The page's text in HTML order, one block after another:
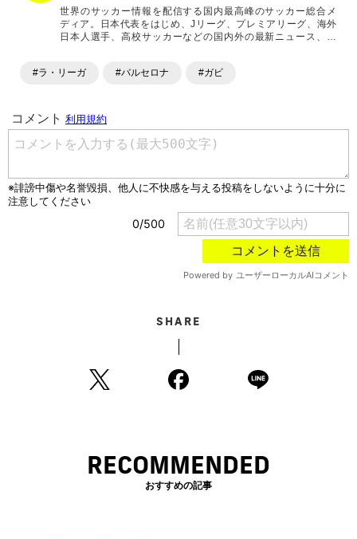
世界のサッカー情報を配信する国内最高峰のサッカー総合メ
ディア。日本代表をはじめ、Jリーグ、プレミアリーグ、海外
日本人選手、高校サッカーなどの国内外の最新ニュース、コ
ます。「X」「Instagram」「YouTube」「TikTok」など、
#ラ・リーガ #バルセロナ #ガビ
SHARE
RECOMMENDED
おすすめの記事